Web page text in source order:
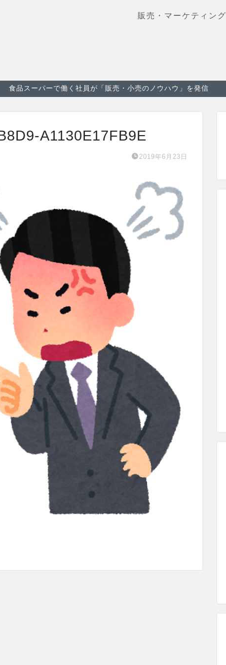
販売・マーケティング
食品スーパーで働く社員が「販売・小売のノウハウ」を発信
A1130E17FB9E
2019年6月23日